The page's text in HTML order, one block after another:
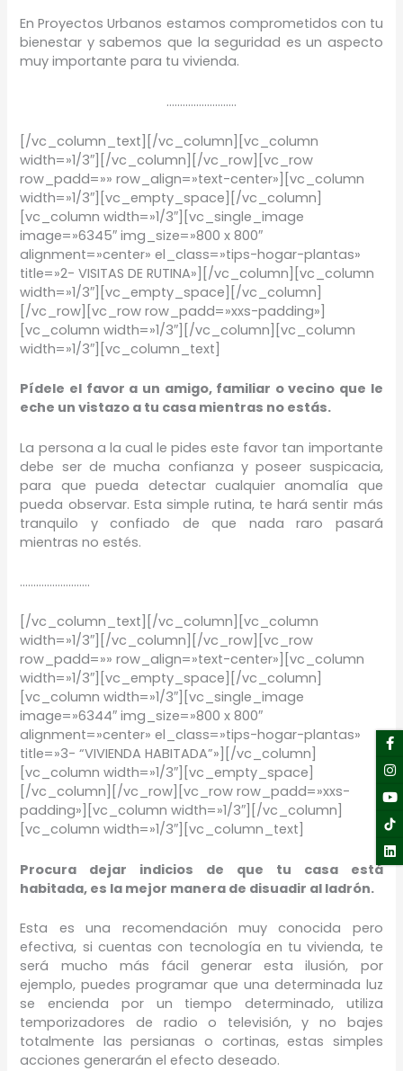
En Proyectos Urbanos estamos comprometidos con tu
bienestar y sabemos que la seguridad es un aspecto
muy importante para tu vivienda.
……………………..
[/vc_column_text][/vc_column][vc_column
width=»1/3″][/vc_column][/vc_row][vc_row
row_padd=»» row_align=»text-center»][vc_column
width=»1/3″][vc_empty_space][/vc_column]
[vc_column width=»1/3″][vc_single_image
image=»6345″ img_size=»800 x 800″
alignment=»center» el_class=»tips-hogar-plantas»
title=»2- VISITAS DE RUTINA»][/vc_column][vc_column
width=»1/3″][vc_empty_space][/vc_column]
[/vc_row][vc_row row_padd=»xxs-padding»]
[vc_column width=»1/3″][/vc_column][vc_column
width=»1/3″][vc_column_text]
Pídele el favor a un amigo, familiar o vecino que le
eche un vistazo a tu casa mientras no estás.
La persona a la cual le pides este favor tan importante
debe ser de mucha confianza y poseer suspicacia,
para que pueda detectar cualquier anomalía que
pueda observar. Esta simple rutina, te hará sentir más
tranquilo y confiado de que nada raro pasará
mientras no estés.
……………………..
[/vc_column_text][/vc_column][vc_column
width=»1/3″][/vc_column][/vc_row][vc_row
row_padd=»» row_align=»text-center»][vc_column
width=»1/3″][vc_empty_space][/vc_column]
[vc_column width=»1/3″][vc_single_image
image=»6344″ img_size=»800 x 800″
alignment=»center» el_class=»tips-hogar-plantas»
title=»3- “VIVIENDA HABITADA”»][/vc_column]
[vc_column width=»1/3″][vc_empty_space]
[/vc_column][/vc_row][vc_row row_padd=»xxs-
padding»][vc_column width=»1/3″][/vc_column]
[vc_column width=»1/3″][vc_column_text]
Procura dejar indicios de que tu casa está
habitada, es la mejor manera de disuadir al ladrón.
Esta es una recomendación muy conocida pero
efectiva, si cuentas con tecnología en tu vivienda, te
será mucho más fácil generar esta ilusión, por
ejemplo, puedes programar que una determinada luz
se encienda por un tiempo determinado, utiliza
temporizadores de radio o televisión, y no bajes
totalmente las persianas o cortinas, estas simples
acciones generarán el efecto deseado.
f